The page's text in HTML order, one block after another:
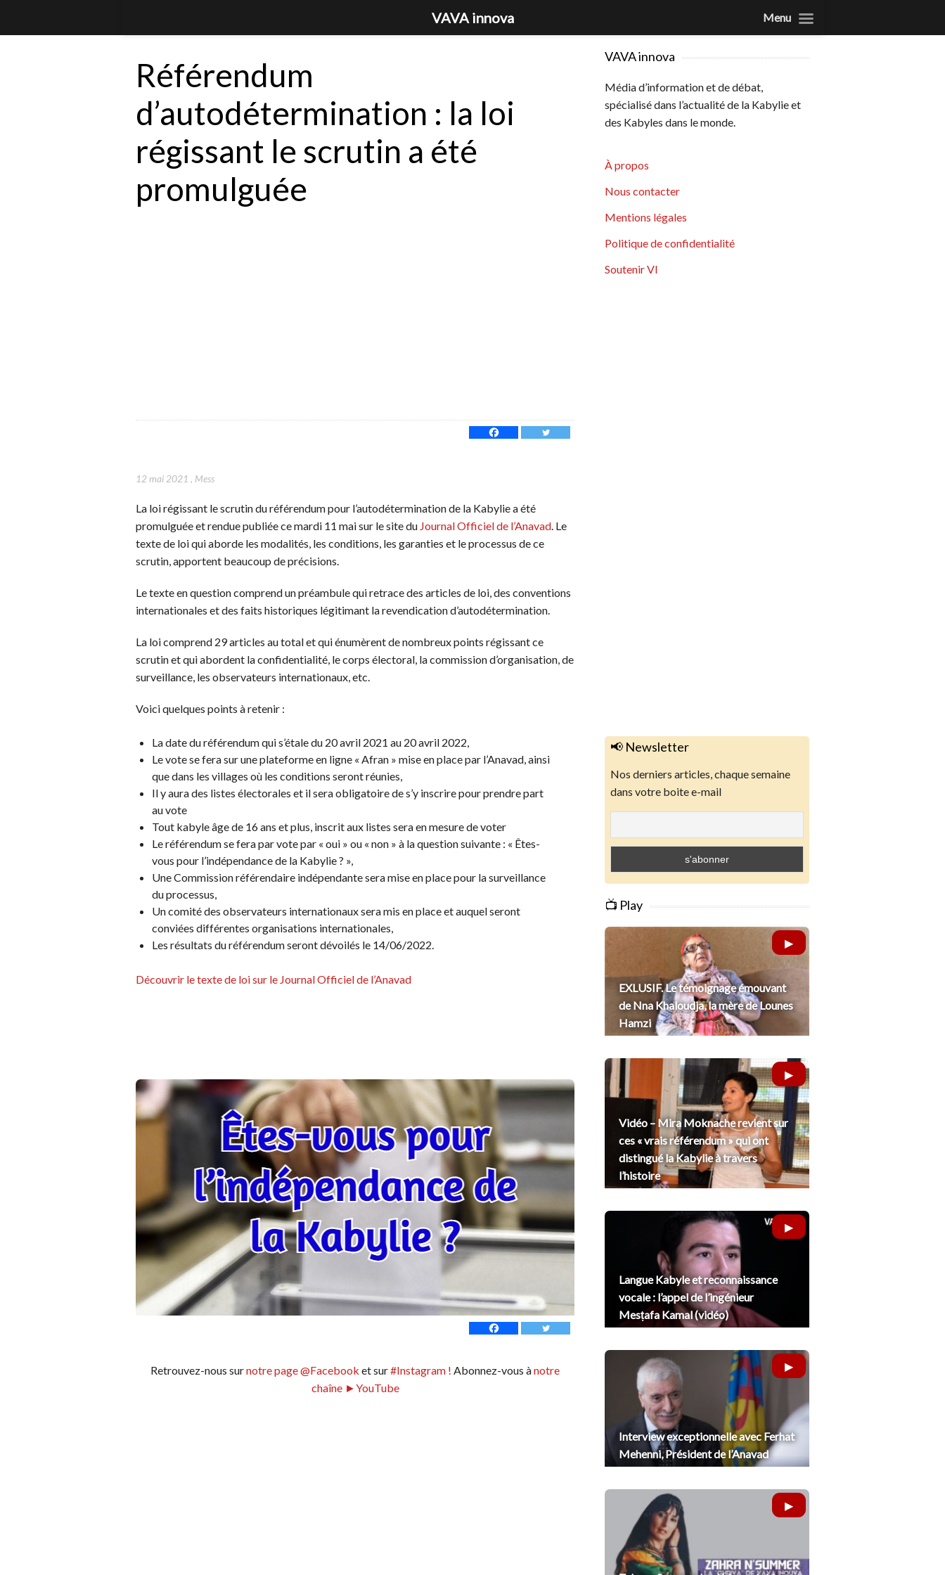
Référendum
d’autodétermination : la loi
régissant le scrutin a été
promulguée
12 mai 2021 , Mess
La loi régissant le scrutin du référendum pour l’autodétermination de la Kabylie a été
promulguée et rendue publiée ce mardi 11 mai sur le site du Journal Officiel de l’Anavad. Le
texte de loi qui aborde les modalités, les conditions, les garanties et le processus de ce
scrutin, apportent beaucoup de précisions.
Le texte en question comprend un préambule qui retrace des articles de loi, des conventions
internationales et des faits historiques légitimant la revendication d’autodétermination.
La loi comprend 29 articles au total et qui énumèrent de nombreux points régissant ce
scrutin et qui abordent la confidentialité, le corps électoral, la commission d’organisation, de
surveillance, les observateurs internationaux, etc.
Voici quelques points à retenir :
La date du référendum qui s’étale du 20 avril 2021 au 20 avril 2022,
Le vote se fera sur une plateforme en ligne « Afran » mise en place par l’Anavad, ainsi
que dans les villages où les conditions seront réunies,
Il y aura des listes électorales et il sera obligatoire de s’y inscrire pour prendre part
au vote
Tout kabyle âge de 16 ans et plus, inscrit aux listes sera en mesure de voter
Le référendum se fera par vote par « oui » ou « non » à la question suivante : « Êtes-
vous pour l’indépendance de la Kabylie ? »,
Une Commission référendaire indépendante sera mise en place pour la surveillance
du processus,
Un comité des observateurs internationaux sera mis en place et auquel seront
conviées différentes organisations internationales,
Les résultats du référendum seront dévoilés le 14/06/2022.
Découvrir le texte de loi sur le Journal Officiel de l’Anavad
Retrouvez-nous surnotre page @Facebook et sur#Instagram ! Abonnez-vous ànotre
chaîne ►YouTube
VAVA innova
Média d’information et de débat,
spécialisé dans l’actualité de la Kabylie et
des Kabyles dans le monde.
À propos
Nous contacter
Mentions légales
Politique de confidentialité
Soutenir VI
📢 Newsletter
Nos derniers articles, chaque semaine
dans votre boite e-mail
📺 Play
EXLUSIF. Le témoignage émouvant
de Nna Khaloudja, la mère de Lounes
Hamzi
Vidéo – Mira Moknache revient sur
ces « vrais référendum » qui ont
distingué la Kabylie à travers
l’histoire
Langue Kabyle et reconnaissance
vocale : l’appel de l’ingénieur
Mesṭafa Kamal (vidéo)
Interview exceptionnelle avec Ferhat
Mehenni, Président de l’Anavad
VAVA innova Menu